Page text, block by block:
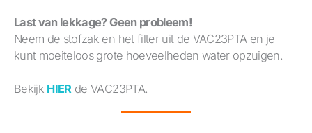
Last van lekkage? Geen probleem!
Neem de stofzak en het filter uit de VAC23PTA en je
kunt moeiteloos grote hoeveelheden water opzuigen.
Bekijk HIERde VAC23PTA.